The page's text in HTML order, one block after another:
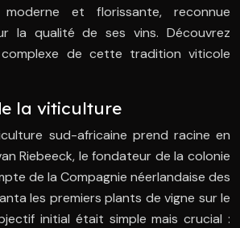
et florissante, reconnue
la qualité de ses vins. Découvrez
de cette tradition viticole
la viticulture
sud-africaine prend racine en
Riebeeck, le fondateur de la colonie
de la Compagnie néerlandaise des
les premiers plants de vigne sur le
initial était simple mais crucial :